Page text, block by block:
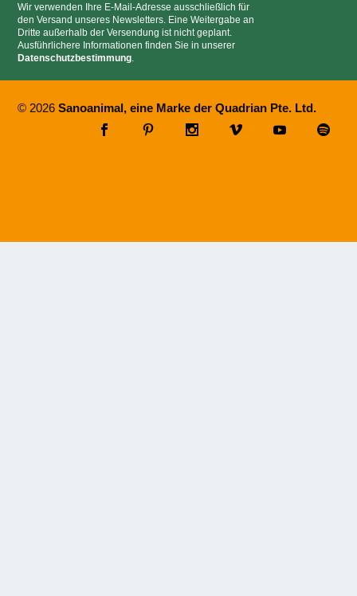
Wir verwenden Ihre E-Mail-Adresse ausschließlich für
den Versand unseres Newsletters. Eine Weitergabe an
Dritte außerhalb der Versendung ist nicht geplant.
Ausführlichere Informationen finden Sie in unserer
Datenschutzbestimmung.
© 2026Sanoanimal, eine Marke der Quadrian Pte. Ltd.